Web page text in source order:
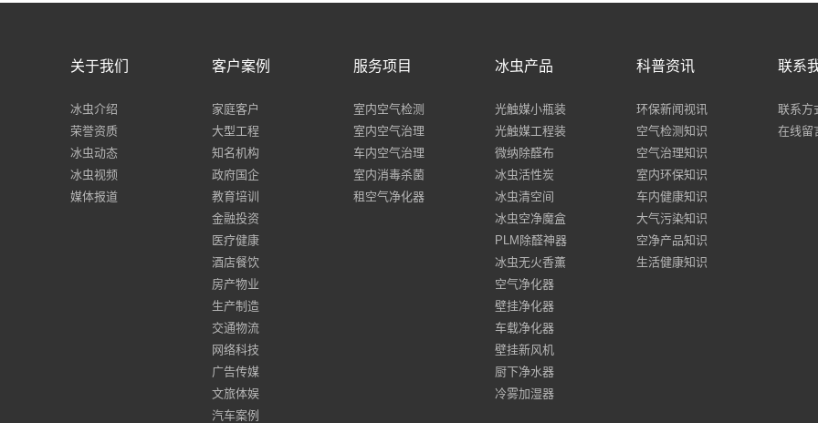
关于我们
冰虫介绍
荣誉资质
冰虫动态
冰虫视频
媒体报道
客户案例
家庭客户
大型工程
知名机构
政府国企
教育培训
金融投资
医疗健康
酒店餐饮
房产物业
生产制造
交通物流
网络科技
广告传媒
文旅体娱
汽车案例
服务项目
室内空气检测
室内空气治理
车内空气治理
室内消毒杀菌
租空气净化器
冰虫产品
光触媒小瓶装
光触媒工程装
微纳除醛布
冰虫活性炭
冰虫清空间
冰虫空净魔盒
PLM除醛神器
冰虫无火香薰
空气净化器
壁挂净化器
车载净化器
壁挂新风机
厨下净水器
冷雾加湿器
科普资讯
环保新闻视讯
空气检测知识
空气治理知识
室内环保知识
车内健康知识
大气污染知识
空净产品知识
生活健康知识
联系
联系方
在线留